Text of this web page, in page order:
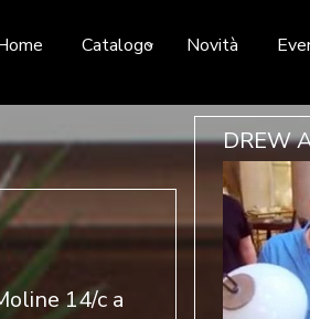
Catalogo Novità
14/c a
DREW